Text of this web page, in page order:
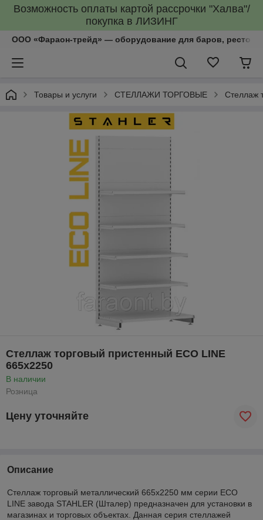
Возможность оплаты картой рассрочки "Халва"/
покупка в ЛИЗИНГ
ООО «Фараон-трейд»‎ — оборудование для баров,
Товары и услуги СТЕЛЛАЖИ ТОРГОВЫЕ Стеллаж
Стеллаж торговый пристенный ECO LINE
665х2250
В наличии
Розница
Цену уточняйте
Описание
Стеллаж торговый металлический 665х2250 мм серии ECO
LINE завода STAHLER (Шталер) предназначен для установки в
магазинах и торговых объектах. Данная серия стеллажей